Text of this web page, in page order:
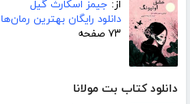
از: جیمز اسکارث گیل
دانلود رایگان بهترین رمان‌ها
۷۳ صفحه
دانلود کتاب بت مولانا